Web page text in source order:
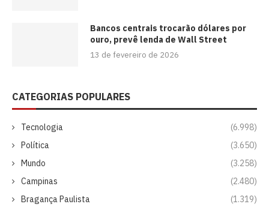
Bancos centrais trocarão dólares por
ouro, prevê lenda de Wall Street
13 de fevereiro de 2026
CATEGORIAS POPULARES
Tecnologia
(6.998)
Política
(3.650)
Mundo
(3.258)
Campinas
(2.480)
Bragança Paulista
(1.319)